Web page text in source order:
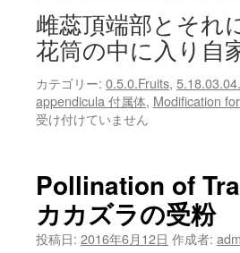
of
は
雌蕊頂端部とそれ
花筒の中に入り
カテゴリー: 0.5.0.Fruits,
appendicula 付属体, Modification
受け付けていません
Pollination of
カカズラの受粉
投稿日: 2016年6月12日 作成者: